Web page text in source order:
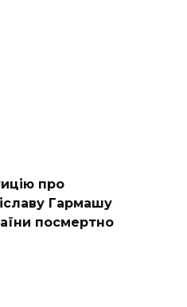
про
Гармашу
посмертно